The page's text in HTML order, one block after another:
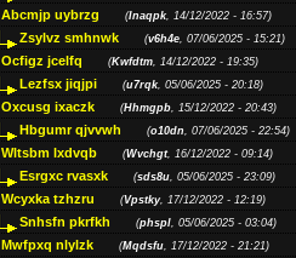
Abcmjp uybrzg (Inaqpk, 14/12/2022 - 16:57)
Zsylvz smhnwk (v6h4e, 07/06/2025 - 15:21)
Ocfigz jcelfq (Kwfdtm, 14/12/2022 - 19:35)
Lezfsx jiqjpi (u7rqk, 05/06/2025 - 20:18)
Oxcusg ixaczk (Hhmgpb, 15/12/2022 - 20:43)
Hbgumr qjvvwh (o10dn, 07/06/2025 - 22:54)
Wltsbm lxdvqb (Wvchgt, 16/12/2022 - 09:14)
Esrgxc rvasxk (sds8u, 05/06/2025 - 23:09)
Wcyxka tzhzru (Vpstky, 17/12/2022 - 12:19)
Snhsfn pkrfkh (phspl, 05/06/2025 - 03:04)
Mwfpxq nlylzk (Mqdsfu, 17/12/2022 - 21:21)